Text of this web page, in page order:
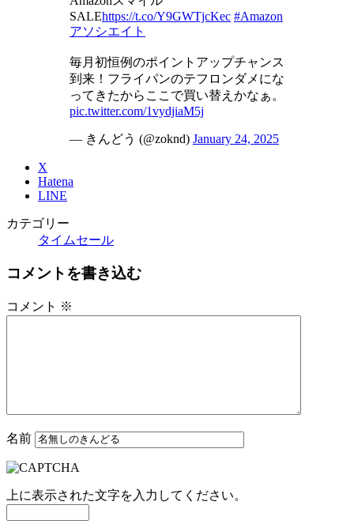
SALEhttps://t.co/Y9GWTjcKec #Amazon
アソシエイト
毎月初恒例のポイントアップチャンス
到来！フライパンのテフロンダメにな
ってきたからここで買い替えかなぁ。
pic.twitter.com/1vydjiaM5j
— きんどう (@zoknd) January 24, 2025
X
Hatena
LINE
カテゴリー
タイムセール
コメントを書き込む
コメント ※
名前
上に表示された文字を入力してください。